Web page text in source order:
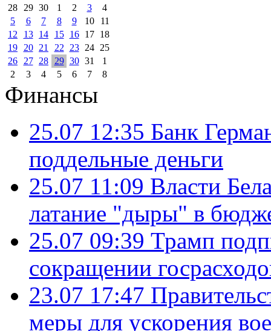
28
29 30 1 2 3
4
5
6 7 8 9 10
11
12
13 14 15 16 17
18
19
20 21 22 23 24
25
26
27 28 29 30 31
1
2
3 4 5 6 7 8
Финансы
25.07 12:35 Банк
поддельные деньги
25.07 11:09 Власти
латание "дыры" в
25.07 09:39 Трамп
сокращении
23.07 17:47
меры для ускорения